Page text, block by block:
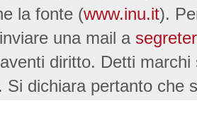
la fonte (www.inu.it).
una mail a
diritto. Detti
Si dichiara pertanto che